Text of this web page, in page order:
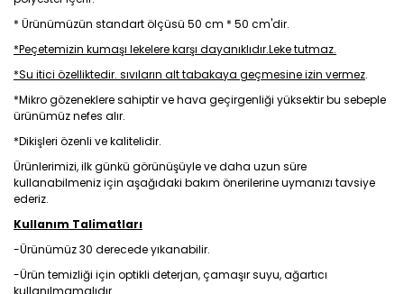
* Ürünümüzün standart ölçüsü 50 cm * 50 cm'dir.
*Peçetemizin kumaşı lekelere karşı dayanıklıdır.Leke tutmaz.
*Su itici özelliktedir. sıvıların alt tabakaya geçmesine izin vermez.
*Mikro gözeneklere sahiptir ve hava geçirgenliği yüksektir bu sebeple
ürünümüz nefes alır.
*Dikişleri özenli ve kalitelidir.
Ürünlerimizi, ilk günkü görünüşüyle ve daha uzun süre
kullanabilmeniz için aşağıdaki bakım önerilerine uymanızı tavsiye
ederiz.
Kullanım Talimatları
-Ürünümüz 30 derecede yıkanabilir.
-Ürün temizliği için optikli deterjan, çamaşır suyu, ağartıcı
kullanılmamalıdır.